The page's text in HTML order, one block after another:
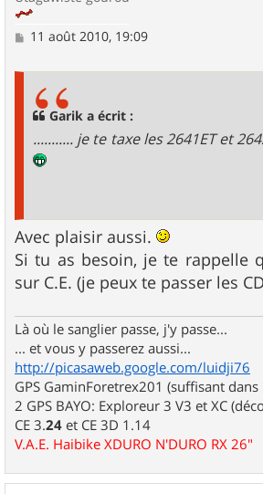
M11 août 2010, 19:09
Garik a écrit :
........... je te taxe les 2641ET et
Avec plaisir aussi.
Si tu as besoin, je te rappelle
sur C.E. (je peux te passer les
Là où le sanglier passe, j'y passe...
... et vous y passerez aussi...
http://picasaweb.google.com/luidji76
GPS GaminForetrex201 (suffisant dans
2 GPS BAYO: Exploreur 3 V3 et XC
CE 3.24 et CE 3D 1.14
V.A.E. Haibike XDURO N'DURO RX 26"